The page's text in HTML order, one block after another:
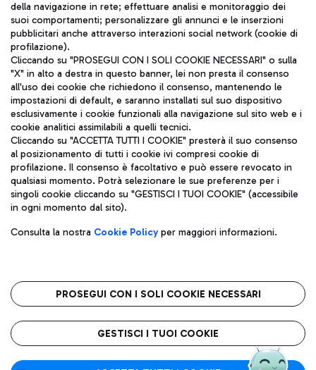
ITA
Aeroporti di Roma S.p.A. - Società soggetta a direzione e
coordinamento di Mundys S.p.A.
Codice fiscale e Registro delle Imprese di Roma 13032990155 P.
IVA 06572251004
Capitale sociale 62.224.743,00 int. vers.
Sede legale: Via Pier Paolo Racchetti 1 - 00054 Fiumicino (RM)
telefono +39 06 65951
Privacy policy
Note legali
Roma FCO
L'aeroporto stellato
della navigazione in rete; effettuare analisi e monitoraggio dei
suoi comportamenti; personalizzare gli annunci e le inserzioni
pubblicitari anche attraverso interazioni social network (cookie di
profilazione).
Cliccando su "PROSEGUI CON I SOLI COOKIE NECESSARI" o sulla
"X" in alto a destra in questo banner, lei non presta il consenso
all'uso dei cookie che richiedono il consenso, mantenendo le
impostazioni di default, e saranno installati sul suo dispositivo
esclusivamente i cookie funzionali alla navigazione sul sito web e i
cookie analitici assimilabili a quelli tecnici.
Cliccando su "ACCETTA TUTTI I COOKIE" presterà il suo consenso
al posizionamento di tutti i cookie ivi compresi cookie di
profilazione. Il consenso è facoltativo e può essere revocato in
qualsiasi momento. Potrà selezionare le sue preferenze per i
singoli cookie cliccando su "GESTISCI I TUOI COOKIE" (accessibile
in ogni momento dal sito).
Consulta la nostra Cookie Policyper maggiori informazioni.
PROSEGUI CON I SOLI COOKIE NECESSARI
GESTISCI I TUOI COOKIE